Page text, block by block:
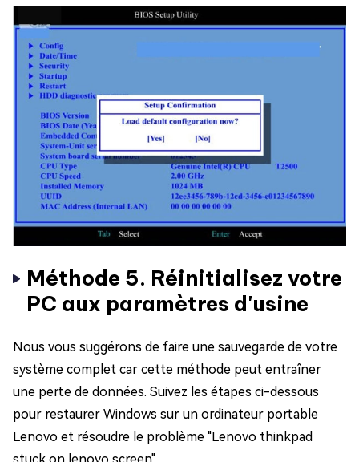
Méthode 5. Réinitialisez votre
PC aux paramètres d'usine
Nous vous suggérons de faire une sauvegarde de votre
système complet car cette méthode peut entraîner
une perte de données. Suivez les étapes ci-dessous
pour restaurer Windows sur un ordinateur portable
Lenovo et résoudre le problème "Lenovo thinkpad